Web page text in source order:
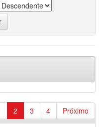
2 3 4 Próximo